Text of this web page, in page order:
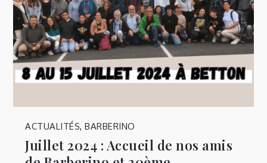
ACTUALITÉS,BARBERINO
Juillet 2024 : Accueil de nos amis